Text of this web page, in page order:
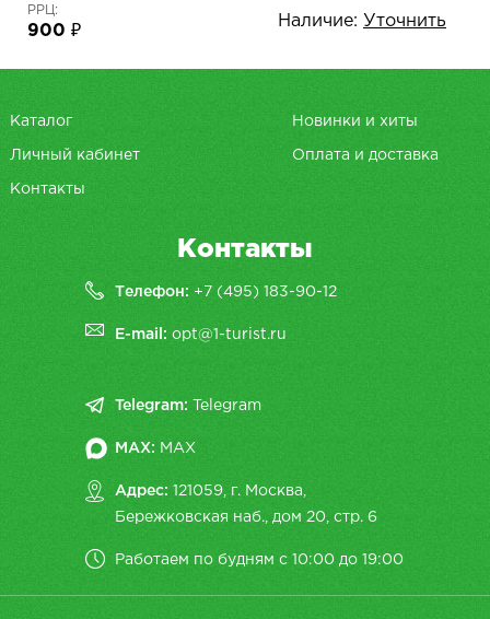
РРЦ:
900 ₽
Наличие: Уточнить
Каталог Новинки и хиты
Личный кабинет Оплата и доставка
Контакты
Контакты
Телефон: +7 (495) 183-90-12
E-mail:opt@1-turist.ru
Telegram: Telegram
MAX: MAX
Адрес: 121059, г. Москва,
Бережковская наб., дом 20, cтр. 6
Работаем по будням с 10:00 до 19:00